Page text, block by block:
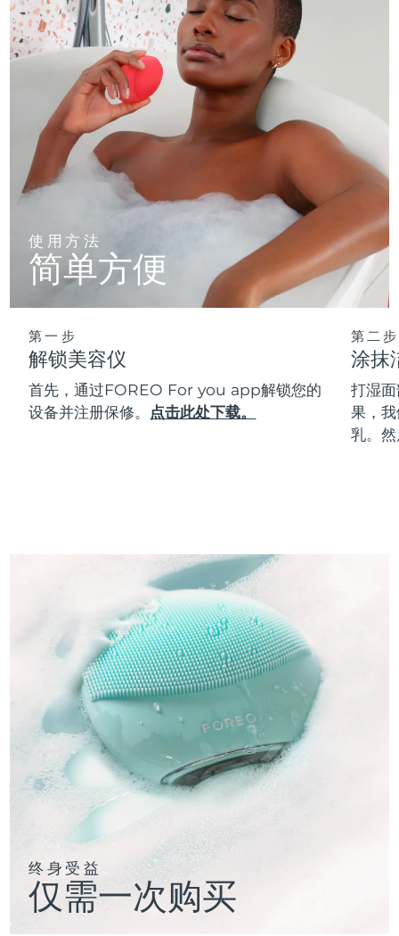
使用方法
简单方便
第一步
解锁美容仪
首先，通过FOREO For you app解锁您的
设备并注册保修。 点击此处下载。
第二步
涂抹
打湿
果，
乳。
终身受益
仅需一次购买